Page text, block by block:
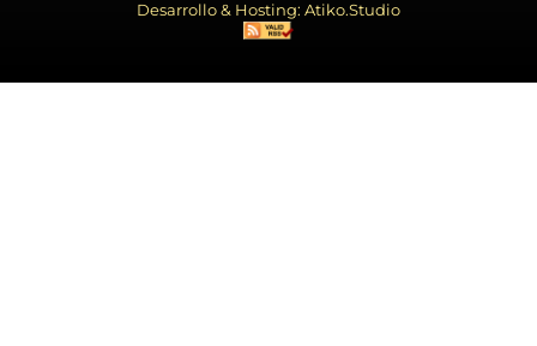
Desarrollo & Hosting: Atiko.Studio